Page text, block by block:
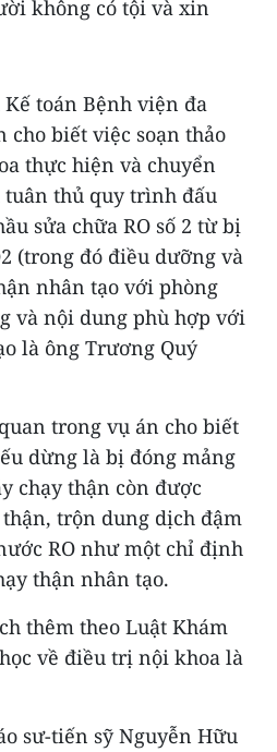
không có tội và xin
toán Bệnh viện đa
biết việc soạn thảo
thực hiện và chuyển
tuân thủ quy trình đấu
sửa chữa RO số 2 từ bị
(trong đó điều dưỡng và
nhân tạo với phòng
và nội dung phù hợp với
là ông Trương Quý
trong vụ án cho biết
dừng là bị đóng mảng
chạy thận còn được
trộn dung dịch đậm
RO như một chỉ định
thận nhân tạo.
thêm theo Luật Khám
về điều trị nội khoa là
sư-tiến sỹ Nguyễn Hữu